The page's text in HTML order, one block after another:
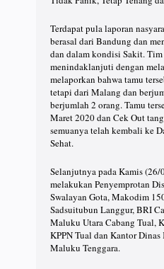
Terdapat pula laporan
berasal dari Bandung dan
dan dalam kondisi Sakit. Tim
menindaklanjuti dengan
melaporkan bahwa tamu
tetapi dari Malang dan
berjumlah 2 orang. Tamu
Maret 2020 dan Cek Out
semuanya telah kembali ke
Sehat.
Selanjutnya pada Kamis
melakukan Penyemprotan
Swalayan Gota, Makodim
Sadsuitubun Langgur, BRI
Maluku Utara Cabang Tual,
KPPN Tual dan Kantor Dinas
Maluku Tenggara.